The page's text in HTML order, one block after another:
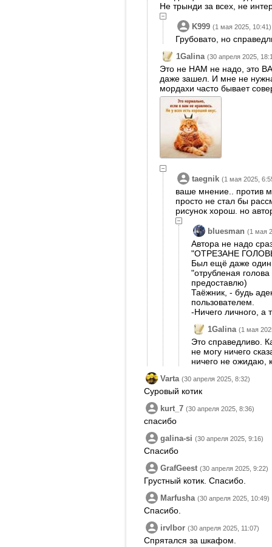
Не трынди за всех, не
K999 (1 мая 2025, 10:41)
Грубовато, но
1Galina (30 апреля 2025,
Это не НАМ не надо, это
даже зашел. И мне не
мордахи часто бывает
taegnik (1 мая 2025,
ваше мнение.. против
просто не стал бы
рисунок хорош. но
bluesman (1 мая
Автора не надо
"ОТРЕЗАНЕ
Был ещё даже один
"отрубленая
предоставлю)
Таёжник, - будь
пользователем.
-Ничего личного, а
1Galina (1 мая
Это справедливо.
не могу ничего
ничего не ожидаю,
Varta (30 апреля 2025, 8:32)
Суровый котик
kurt_7 (30 апреля 2025, 8:36)
спасибо
galina-si (30 апреля 2025, 9:16)
Спасибо
GrafGeest (30 апреля 2025, 9:22)
Грустный котик. Спасибо.
Marfusha (30 апреля 2025, 10:49)
Спасибо.
irvlbor (30 апреля 2025, 11:07)
Спрятался за шкафом.